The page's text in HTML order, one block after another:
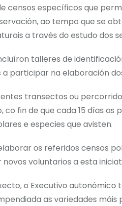
censos específicos que
ao tempo que se
a través do estudo dos
talleres de
participar na elaboración
transectos ou
fin de que cada 15 días
e especies que avisten.
os referidos censos
voluntarios a esta
o Executivo
as variedades